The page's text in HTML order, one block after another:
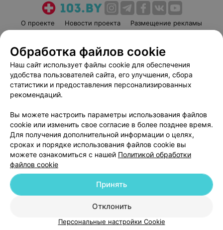
О проекте Новости проекта
Размещение рекламы
Пользовательское соглашение
Способы оплаты
Вакансии
Партнеры
Написать руководителю 103.by
Обработка персональных данных
© 2026 ООО «Артокс Лаб», УНП 191700409
| 220012, Республика Беларусь,
Служба поддержки +375 291212755
Обработка файлов cookie
Наш сайт использует файлы cookie для обеспечения
удобства пользователей сайта, его улучшения, сбора
статистики и предоставления персонализированных
рекомендаций.
Вы можете настроить параметры использования файлов
cookie или изменить свое согласие в более позднее время.
Для получения дополнительной информации о целях,
сроках и порядке использования файлов cookie вы
можете ознакомиться с нашей Политикой обработки
файлов cookie
Отклонить
Принять
Персональные настройки Cookie